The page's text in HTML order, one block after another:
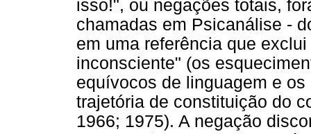
isso!", ou negações totais,
chamadas em Psicanálise -
em uma referência que
inconsciente" (os
equívocos de linguagem e
trajetória de constituição do
1966; 1975). A negação